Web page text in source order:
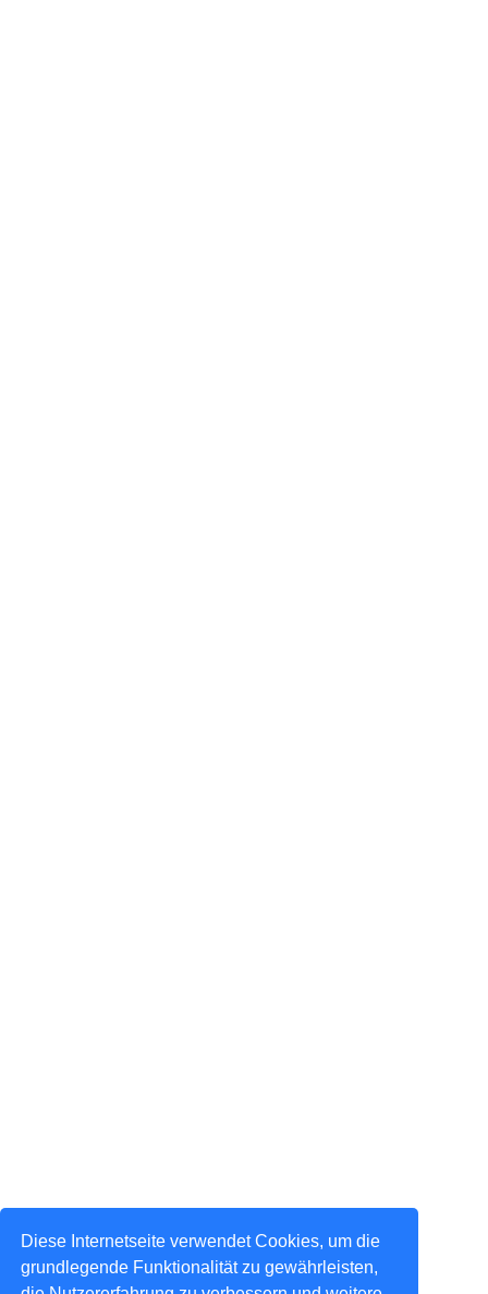
Diese Internetseite verwendet Cookies, um die
grundlegende Funktionalität zu gewährleisten,